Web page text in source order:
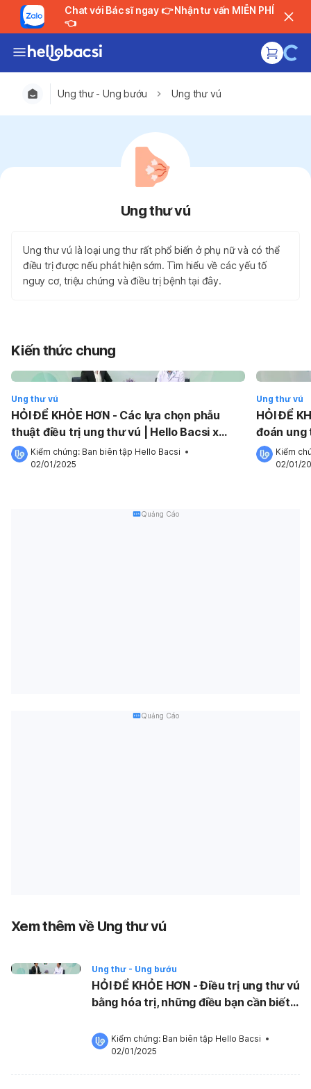
Chat với Bác sĩ ngay 👉 Nhận tư vấn MIỄN PHÍ
👈
Ung thư - Ung bướu Ung thư vú
Ung thư vú
Ung thư vú là loại ung thư rất phổ biến ở phụ nữ và có thể
điều trị được nếu phát hiện sớm. Tìm hiểu về các yếu tố
nguy cơ, triệu chứng và điều trị bệnh tại đây.
Kiến thức chung
Ung thư vú
HỎI ĐỂ KHỎE HƠN - Các lựa chọn phẫu
thuật điều trị ung thư vú | Hello Bacsi x
SANOFIKiểm chứng: Ban biên tập Hello Bacsi •
02/01/2025
Ung thư vú
HỎI ĐỂ
đoán ung
SANOFI
Kiểm
02/01/
Quảng Cáo
Quảng Cáo
Xem thêm về Ung thư vú
Ung thư - Ung bướu
HỎI ĐỂ KHỎE HƠN - Điều trị ung thư vú
bằng hóa trị, những điều bạn cần biết |
Kiểm chứng: Ban biên tập Hello Bacsi •
02/01/2025